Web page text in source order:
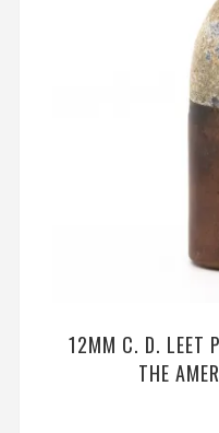
12MM C. D. LEET
THE